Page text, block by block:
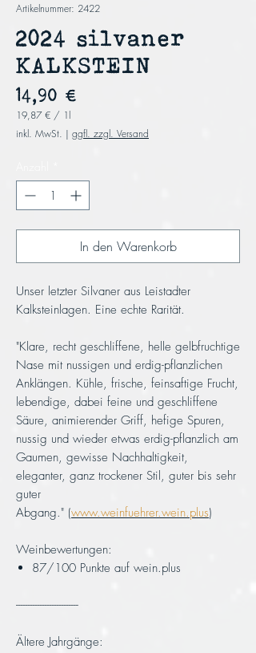
Artikelnummer: 2422
2024 silvaner
KALKSTEIN
14,90 €
19,87 € / 1l
19,87 €
pro
inkl. MwSt. | ggfl. zzgl. Versand
In den Warenkorb
Unser letzter Silvaner aus Leistadter
Kalksteinlagen. Eine echte Rarität.
"Klare, recht geschliffene, helle gelbfruchtige
Nase mit nussigen und erdig-pflanzlichen
Anklängen. Kühle, frische, feinsaftige Frucht,
lebendige, dabei feine und geschliffene
Säure, animierender Griff, hefige Spuren,
nussig und wieder etwas erdig-pflanzlich am
Gaumen, gewisse Nachhaltigkeit,
eleganter, ganz trockener Stil, guter bis sehr
guter
Abgang." (www.weinfuehrer.wein.plus)
Weinbewertungen:
87/100 Punkte auf wein.plus
--------------------------
Ältere Jahrgänge: